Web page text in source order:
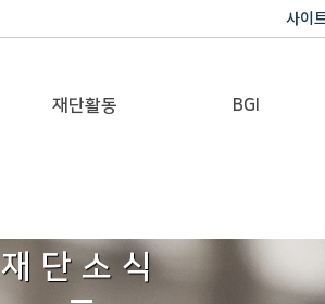
사이
재단활동 BGI
행사
갤러리
재단소식